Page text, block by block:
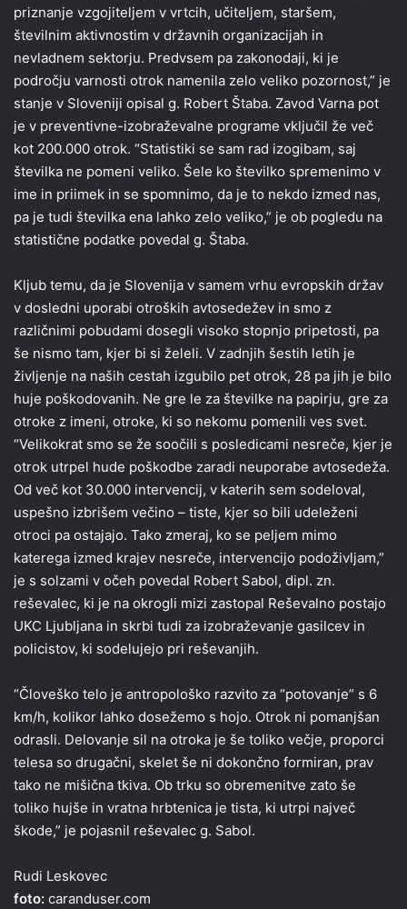
priznanje vzgojiteljem v vrtcih, učiteljem, staršem,
številnim aktivnostim v državnih organizacijah in
nevladnem sektorju. Predvsem pa zakonodaji, ki je
področju varnosti otrok namenila zelo veliko pozornost,” je
stanje v Sloveniji opisal g. Robert Štaba. Zavod Varna pot
je v preventivne-izobraževalne programe vključil že več
kot 200.000 otrok. “Statistiki se sam rad izogibam, saj
številka ne pomeni veliko. Šele ko številko spremenimo v
ime in priimek in se spomnimo, da je to nekdo izmed nas,
pa je tudi številka ena lahko zelo veliko,” je ob pogledu na
statistične podatke povedal g. Štaba.
Kljub temu, da je Slovenija v samem vrhu evropskih držav
v dosledni uporabi otroških avtosedežev in smo z
različnimi pobudami dosegli visoko stopnjo pripetosti, pa
še nismo tam, kjer bi si želeli. V zadnjih šestih letih je
življenje na naših cestah izgubilo pet otrok, 28 pa jih je bilo
huje poškodovanih. Ne gre le za številke na papirju, gre za
otroke z imeni, otroke, ki so nekomu pomenili ves svet.
“Velikokrat smo se že soočili s posledicami nesreče, kjer je
otrok utrpel hude poškodbe zaradi neuporabe avtosedeža.
Od več kot 30.000 intervencij, v katerih sem sodeloval,
uspešno izbrišem večino – tiste, kjer so bili udeleženi
otroci pa ostajajo. Tako zmeraj, ko se peljem mimo
katerega izmed krajev nesreče, intervencijo podoživljam,”
je s solzami v očeh povedal Robert Sabol, dipl. zn.
reševalec, ki je na okrogli mizi zastopal Reševalno postajo
UKC Ljubljana in skrbi tudi za izobraževanje gasilcev in
policistov, ki sodelujejo pri reševanjih.
“Človeško telo je antropološko razvito za “potovanje” s 6
km/h, kolikor lahko dosežemo s hojo. Otrok ni pomanjšan
odrasli. Delovanje sil na otroka je še toliko večje, proporci
telesa so drugačni, skelet še ni dokončno formiran, prav
tako ne mišična tkiva. Ob trku so obremenitve zato še
toliko hujše in vratna hrbtenica je tista, ki utrpi največ
škode,” je pojasnil reševalec g. Sabol.
Rudi Leskovec
foto: caranduser.com